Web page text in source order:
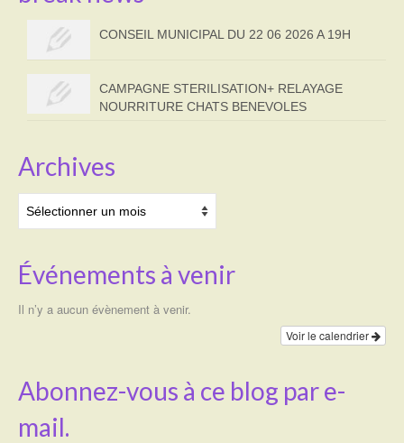
CONSEIL MUNICIPAL DU 22 06 2026 A 19H
CAMPAGNE STERILISATION+ RELAYAGE
NOURRITURE CHATS BENEVOLES
Archives
Événements à venir
Il n’y a aucun évènement à venir.
Voir le calendrier
Abonnez-vous à ce blog par e-
mail.